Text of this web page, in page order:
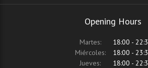
Opening Hours
Martes:
18:00 -
Miércoles:
18:00 -
Jueves:
18:00 -